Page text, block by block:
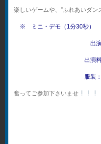
楽しいゲームや、”ふれあいダ
※ ミニ・デモ（1分30秒）
出
出演料 ： ￥
服装：パーテ
奮ってご参加下さいませ